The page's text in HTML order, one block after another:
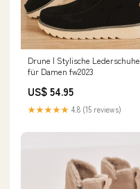
Drune | Stylische Lederschuhe
für Damen fw2023
US$ 54.95
★★★★★ 4.8 (15 reviews)